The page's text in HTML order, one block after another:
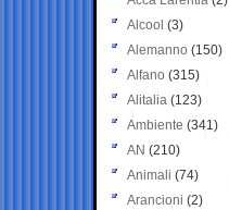
Alcool (3)
Alemanno (150)
Alfano (315)
Alitalia (123)
Ambiente (341)
AN (210)
Animali (74)
Arancioni (2)